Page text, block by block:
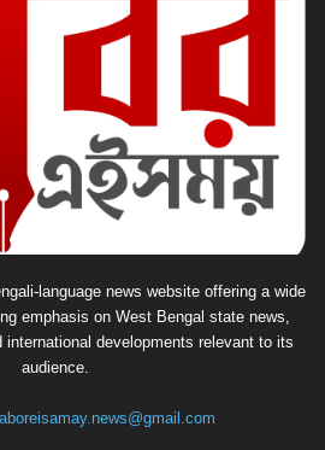
language news website offering a wide
emphasis on West Bengal state news,
developments relevant to its
audience.